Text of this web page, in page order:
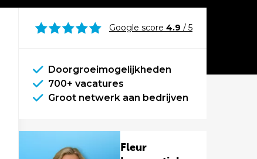
Google score 4.9 / 5
Doorgroeimogelijkheden
700+ vacatures
Groot netwerk aan bedrijven
Fleur